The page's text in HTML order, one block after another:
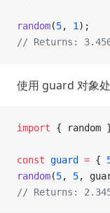
random(5, 1 );
// Returns:
使用 guard 对象处
import { random
const guard = {
random(5, 5,
// Returns: